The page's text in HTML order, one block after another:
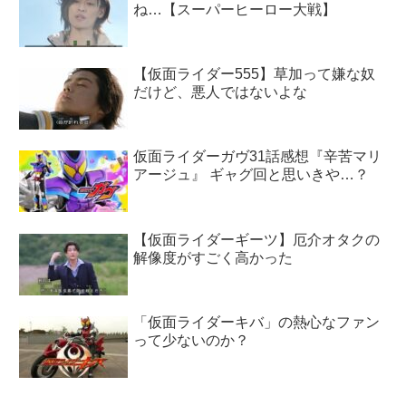
ね…【スーパーヒーロー大戦】
【仮面ライダー555】草加って嫌な奴
だけど、悪人ではないよな
仮面ライダーガヴ31話感想『辛苦マリ
アージュ』 ギャグ回と思いきや…？
【仮面ライダーギーツ】厄介オタクの
解像度がすごく高かった
「仮面ライダーキバ」の熱心なファン
って少ないのか？